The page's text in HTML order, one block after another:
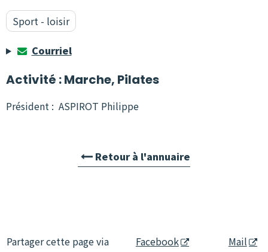
Sport - loisir
Courriel
Activité : Marche, Pilates
Président : ASPIROT Philippe
Retour à l'annuaire
Partager cette page via Facebook Mail